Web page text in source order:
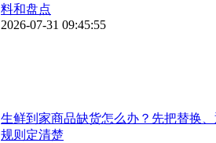
料和盘点
2026-07-31 09:45:55
生鲜到家商品缺货怎么办？先把替换
规则定清楚